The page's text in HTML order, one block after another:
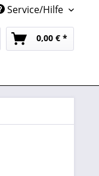
Service/Hilfe
0,00 € *